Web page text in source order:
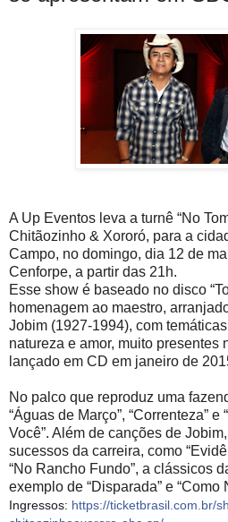
A Up Eventos leva a turnê “No
Chitãozinho & Xororó, para a
Campo, no domingo, dia 12 de
Cenforpe, a partir das 21h.
Esse show é baseado no disco
homenagem ao maestro,
Jobim (1927-1994), com
natureza e amor, muito presentes
lançado em CD em janeiro de
No palco que reproduz uma
“Águas de Março”, “Correnteza”
Você”. Além de canções de
sucessos da carreira, como
“No Rancho Fundo”, a clássicos
exemplo de “Disparada” e “Como
Ingressos: https://ticketbrasil.com.br/